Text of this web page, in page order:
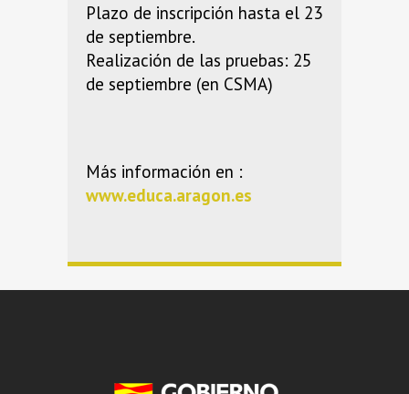
Plazo de inscripción hasta el 23
de septiembre.
Realización de las pruebas: 25
de septiembre (en CSMA)
Más información en :
www.educa.aragon.es